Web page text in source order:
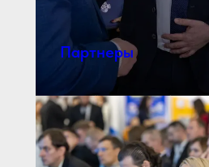
Партнеры